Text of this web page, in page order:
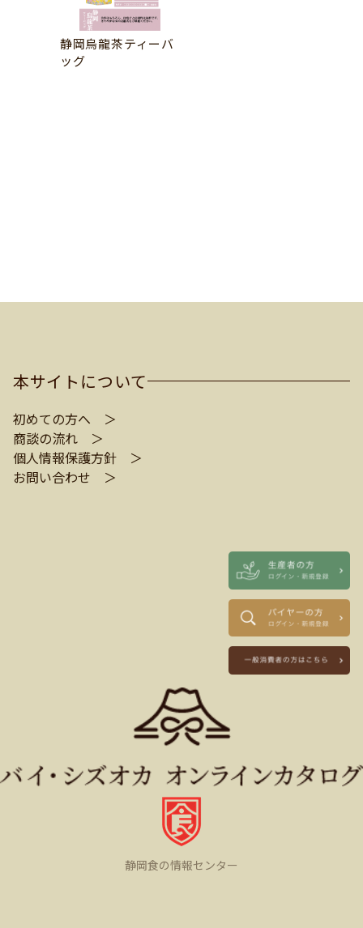
静岡烏龍茶ティーバ
ッグ
本サイトについて
初めての方へ ＞
商談の流れ ＞
個人情報保護方針 ＞
お問い合わせ ＞
静岡食の情報センター